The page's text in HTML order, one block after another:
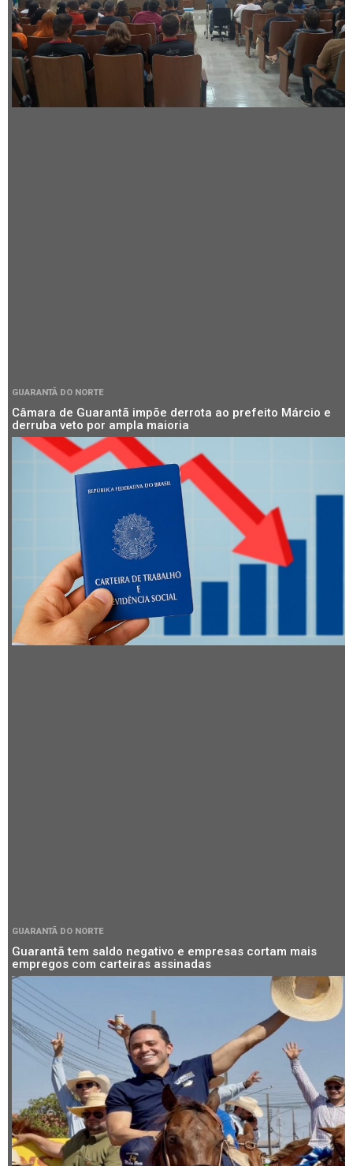
GUARANTÃ DO NORTE
Câmara de Guarantã impõe derrota ao prefeito Márcio e
derruba veto por ampla maioria
GUARANTÃ DO NORTE
Guarantã tem saldo negativo e empresas cortam mais
empregos com carteiras assinadas